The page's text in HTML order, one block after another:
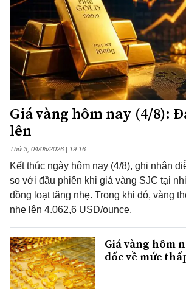
Giá vàng hôm nay (4/8):
lên
Thứ 3, 04/08/2026 | 19:16
Kết thúc ngày hôm nay (4/8), ghi nhận
so với đầu phiên khi giá vàng SJC tại
đồng loạt tăng nhẹ. Trong khi đó, vàng
nhẹ lên 4.062,6 USD/ounce.
Giá vàng hôm
dốc về mức